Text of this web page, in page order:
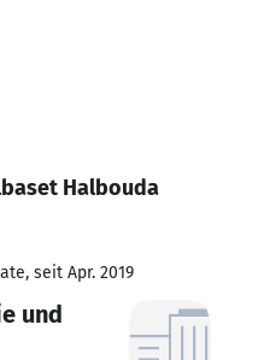
Halbouda
seit Apr. 2019
und